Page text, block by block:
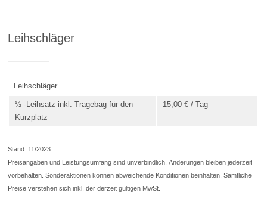
Leihschläger
Leihschläger
½ -Leihsatz inkl. Tragebag für den
Kurzplatz
15,00 € / Tag
Stand: 11/2023
Preisangaben und Leistungsumfang sind unverbindlich. Änderungen bleiben jederzeit
vorbehalten. Sonderaktionen können abweichende Konditionen beinhalten. Sämtliche
Preise verstehen sich inkl. der derzeit gültigen MwSt.